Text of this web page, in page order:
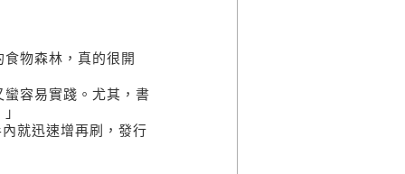
物森林，真的很開
容易實踐。尤其，書
就迅速增再刷，發行